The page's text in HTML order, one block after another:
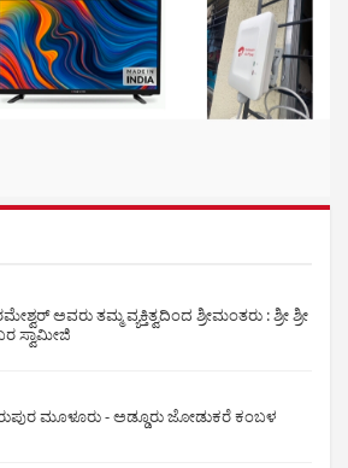
ಅವರು ತಮ್ಮ ವ್ಯಕ್ತಿತ್ವದಿಂದ ಶ್ರೀಮಂತರು : ಶ್ರೀ ಶ್ರೀ
ಸ್ವಾಮೀಜಿ
ಮೂಳೂರು - ಅಡ್ಡೂರು ಜೋಡುಕರೆ ಕಂಬಳ